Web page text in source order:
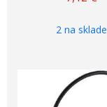
2 na sklade